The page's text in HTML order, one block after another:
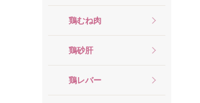
鶏むね肉
鶏砂肝
鶏レバー